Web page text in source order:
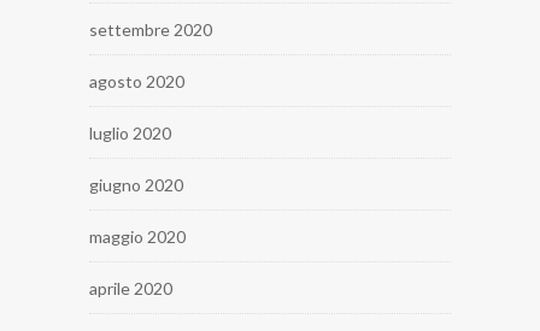
settembre 2020
agosto 2020
luglio 2020
giugno 2020
maggio 2020
aprile 2020